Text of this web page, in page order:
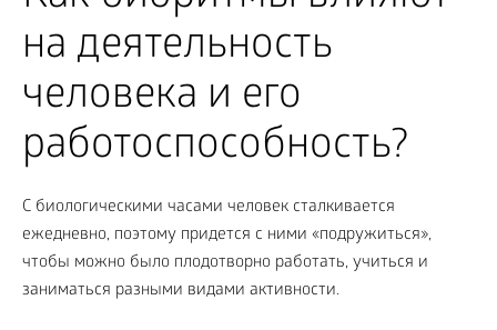
на деятельность
человека и его
работоспособность?
С биологическими часами человек сталкивается
ежедневно, поэтому придется с ними «подружиться»,
чтобы можно было плодотворно работать, учиться и
заниматься разными видами активности.